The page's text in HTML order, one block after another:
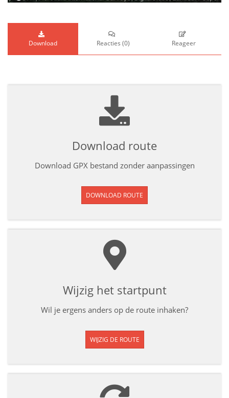
Download Reacties (0) Reageer
Download route
Download GPX bestand zonder aanpassingen
DOWNLOAD ROUTE
Wijzig het startpunt
Wil je ergens anders op de route inhaken?
WIJZIG DE ROUTE